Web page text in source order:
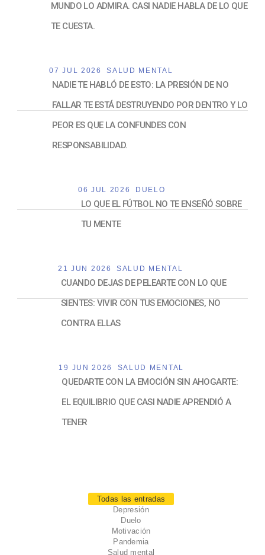
MUNDO LO ADMIRA. CASI NADIE HABLA DE LO QUE
TE CUESTA.
07 JUL 2026 SALUD MENTAL
NADIE TE HABLÓ DE ESTO: LA PRESIÓN DE NO
FALLAR TE ESTÁ DESTRUYENDO POR DENTRO Y LO
PEOR ES QUE LA CONFUNDES CON
RESPONSABILIDAD.
06 JUL 2026 DUELO
LO QUE EL FÚTBOL NO TE ENSEÑÓ SOBRE
TU MENTE
21 JUN 2026 SALUD MENTAL
CUANDO DEJAS DE PELEARTE CON LO QUE
SIENTES: VIVIR CON TUS EMOCIONES, NO
CONTRA ELLAS
19 JUN 2026 SALUD MENTAL
QUEDARTE CON LA EMOCIÓN SIN AHOGARTE:
EL EQUILIBRIO QUE CASI NADIE APRENDIÓ A
TENER
Todas las entradas
Depresión
Duelo
Motivación
Pandemia
Salud mental